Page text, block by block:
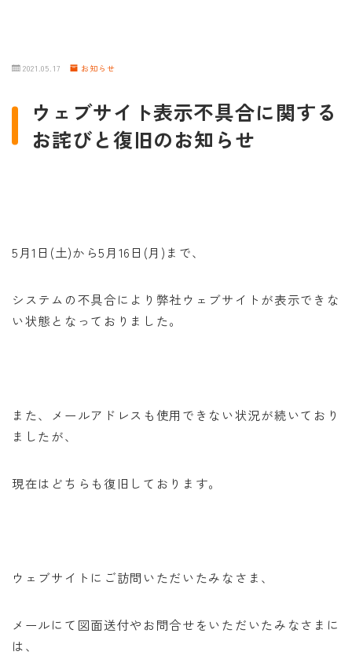
2021.05.17 お知らせ
ウェブサイト表示不具合に関する
お詫びと復旧のお知らせ
5月1日(土)から5月16日(月)まで、
システムの不具合により弊社ウェブサイトが表示できな
い状態となっておりました。
また、メールアドレスも使用できない状況が続いており
ましたが、
現在はどちらも復旧しております。
ウェブサイトにご訪問いただいたみなさま、
メールにて図面送付やお問合せをいただいたみなさまに
は、